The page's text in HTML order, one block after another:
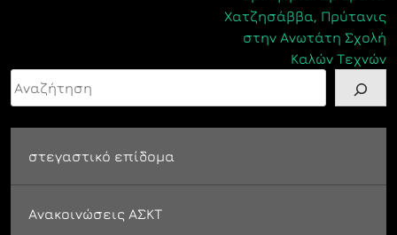
Χατζησάββα, Πρύτανις
στην Ανωτάτη Σχολή
Καλών Τεχνών
Αναζήτηση
στεγαστικό επίδομα
Ανακοινώσεις ΑΣΚΤ